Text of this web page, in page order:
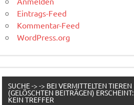
Eintrags-Feed
Kommentar-Feed
WordPress.org
SUCHE -> -> BEI VERMITTELTEN TIEREN
(GELÖSCHTEN BEITRÄGEN) ERSCHEINT:
KEIN TREFFER